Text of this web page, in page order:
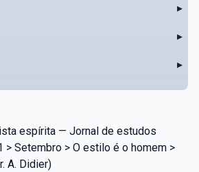
▸
▸
▸
espírita — Jornal de estudos
Setembro > O estilo é o homem >
A. Didier)